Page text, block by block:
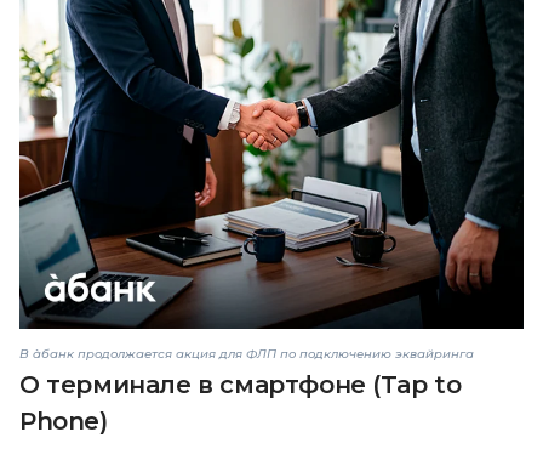
В àбанк продолжается акция для ФЛП по подключению эквайринга
О терминале в смартфоне (Tap to
Phone)